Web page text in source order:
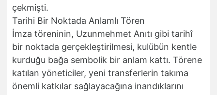
çekmişti.
Tarihi Bir Noktada Anlamlı Tören
İmza töreninin, Uzunmehmet Anıtı gibi tarihî
bir noktada gerçekleştirilmesi, kulübün kentle
kurduğu bağa sembolik bir anlam kattı. Törene
katılan yöneticiler, yeni transferlerin takıma
önemli katkılar sağlayacağına inandıklarını